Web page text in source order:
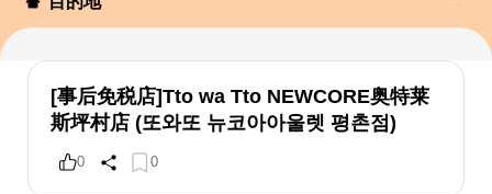
[事后免税店]Tto wa Tto NEWCORE奥特莱
斯坪村店 (또와또 뉴코아아울렛 평촌점)
0 0